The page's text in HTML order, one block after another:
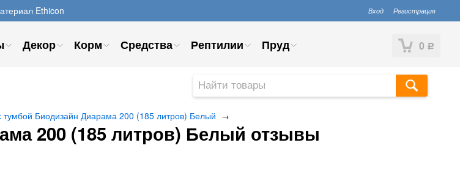
Ethicon Вход Регистрация
0 Р
Декор Корм Средства Рептилии Пруд
тумбой Биодизайн Диарама 200 (185 литров) Белый →
200 (185 литров) Белый отзывы